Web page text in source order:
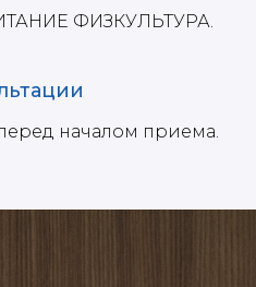
ФИЗКУЛЬТУРА.
началом приема.